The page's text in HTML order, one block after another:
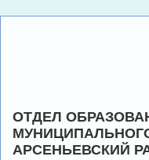
ОТДЕЛ
АРСЕНЬЕВСКИЙ